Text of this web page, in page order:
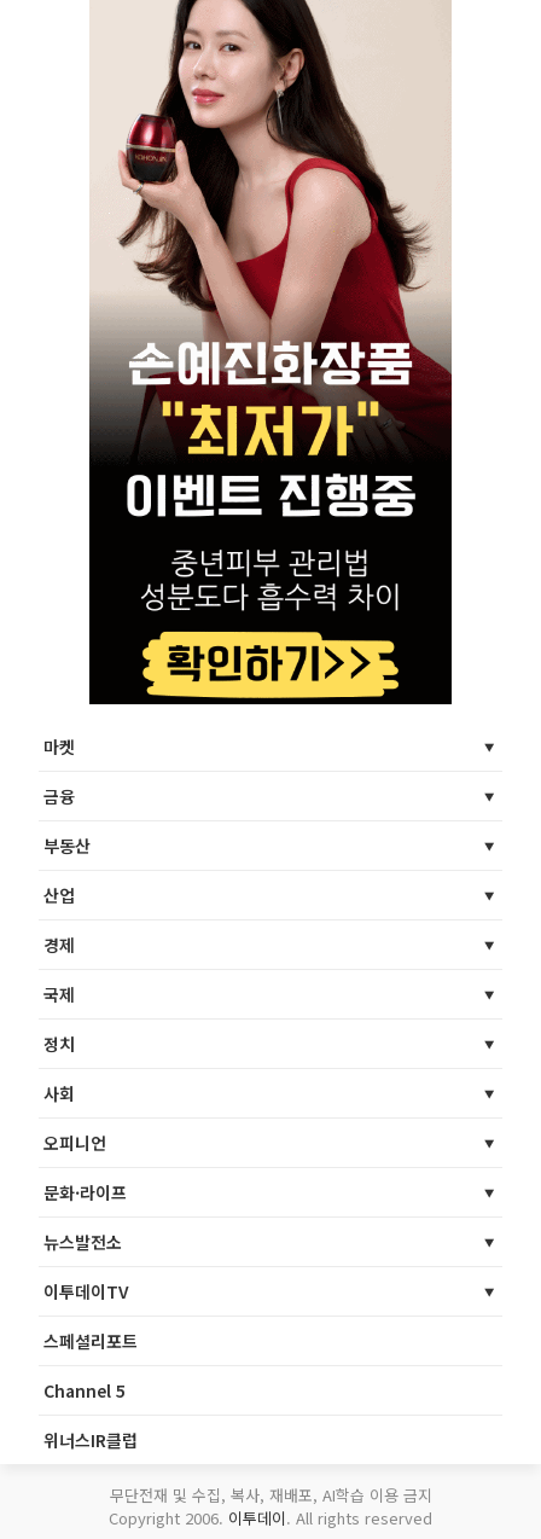
마켓
금융
부동산
산업
경제
국제
정치
사회
오피니언
문화·라이프
뉴스발전소
이투데이TV
스페셜리포트
Channel 5
위너스IR클럽
무단전재 및 수집, 복사, 재배포, AI학습 이용 금지
Copyright 2006. 이투데이. All rights reserved